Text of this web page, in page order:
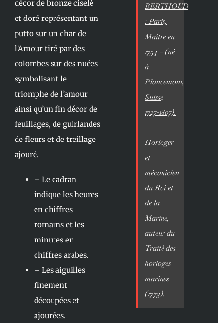
décor de bronze ciselé
et doré représentant un
putto sur un char de
l’Amour tiré par des
colombes sur des nuées
symbolisant le
triomphe de l’amour
ainsi qu’un fin décor de
feuillages, de guirlandes
de fleurs et de treillage
ajouré.
– Le cadran
indique les heures
en chiffres
romains et les
minutes en
chiffres arabes.
– Les aiguilles
finement
découpées et
ajourées.
BERTHOUD
: Paris,
Maître en
1754 – (né
à
Plancemont,
Suisse,
1727-1807).
Horloger
et
mécanicien
du Roi et
de la
Marine,
auteur du
Traité des
horloges
marines
(1773).